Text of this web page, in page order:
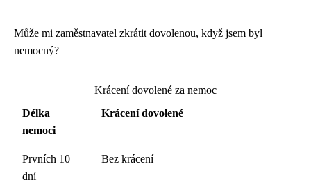
Může mi zaměstnavatel zkrátit dovolenou, když jsem byl
nemocný?
Krácení dovolené za nemoc
Délka
nemoci
Krácení dovolené
Prvních 10
dní
Bez krácení